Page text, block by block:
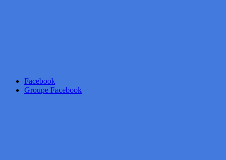
Facebook
Groupe Facebook